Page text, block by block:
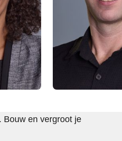
Bouw en vergroot je